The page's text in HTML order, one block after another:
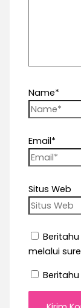
Name*
Email*
Situs Web
melalui